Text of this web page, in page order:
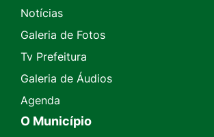
Notícias
Galeria de Fotos
Tv Prefeitura
Galeria de Áudios
Agenda
O Município